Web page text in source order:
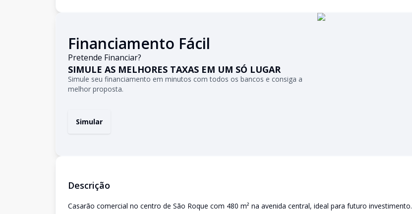
Financiamento Fácil
Pretende Financiar?
SIMULE AS MELHORES TAXAS EM UM SÓ LUGAR
Simule seu financiamento em minutos com todos os bancos e consiga a
melhor proposta.
Simular
Descrição
Casarão comercial no centro de São Roque com 480 m² na avenida central, ideal para futuro investimento.